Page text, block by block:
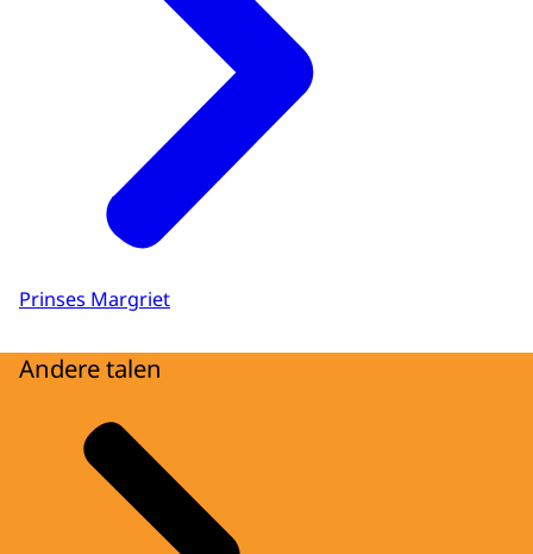
Prinses Margriet
Andere talen